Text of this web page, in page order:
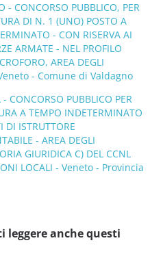
- CONCORSO PUBBLICO, PER
DI N. 1 (UNO) POSTO A
- CON RISERVA AI
ARMATE - NEL PROFILO
AREA DEGLI
Veneto - Comune di Valdagno
CONCORSO PUBBLICO PER
A TEMPO INDETERMINATO
DI ISTRUTTORE
- AREA DEGLI
GIURIDICA C) DEL CCNL
LOCALI - Veneto - Provincia
leggere anche questi